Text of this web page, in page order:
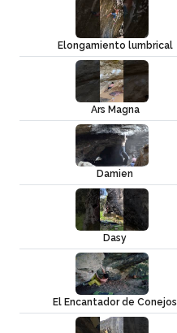
Elongamiento lumbrical
Ars Magna
Damien
Dasy
El Encantador de Conejos